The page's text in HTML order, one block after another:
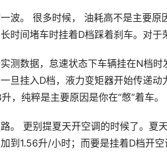
波。 很多时候， 油耗高不是主要原
时间堵车时挂着D档踩着刹车。对于
测数据，怠速状态下车辆挂在N档
旦挂入D档，液力变矩器开始传递
，纯粹是主要原因是你在“憋”着车。
。 更别提夏天开空调的时候了。夏
到1.56升/小时；而要是挂着D档开